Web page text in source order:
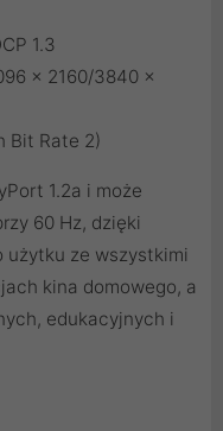
1.3
x 2160/3840 x
Bit Rate 2)
1.2a i może
60 Hz, dzięki
użytku ze wszystkimi
kina domowego, a
edukacyjnych i